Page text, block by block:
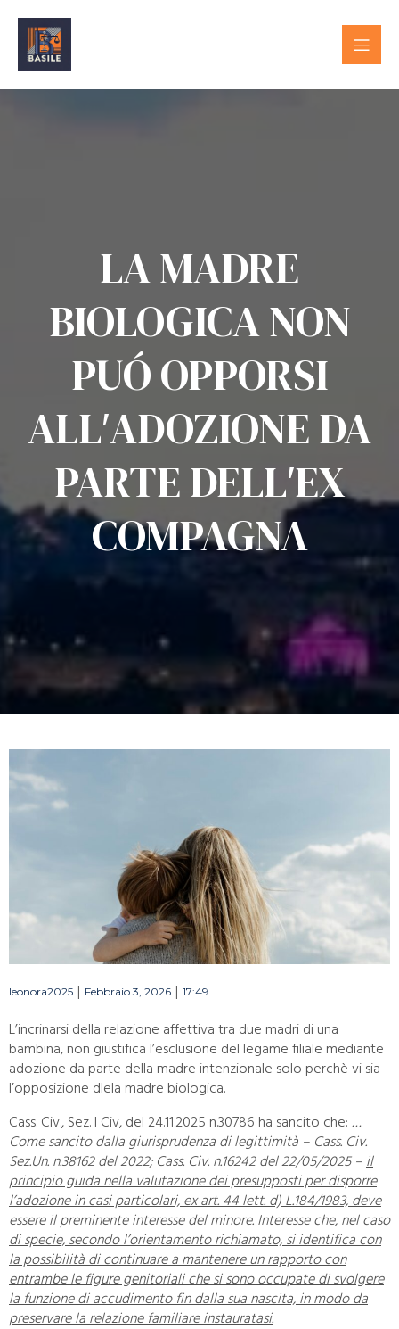
LA MADRE
BIOLOGICA NON
PUÓ OPPORSI
ALL′ADOZIONE DA
PARTE DELL′EX
COMPAGNA
leonora2025 | Febbraio 3, 2026 | 17:49
L’incrinarsi della relazione affettiva tra due madri di una
bambina, non giustifica l’esclusione del legame filiale mediante
adozione da parte della madre intenzionale solo perchè vi sia
l’opposizione dlela madre biologica.
Cass. Civ., Sez. I Civ, del 24.11.2025 n.30786 ha sancito che: …
Come sancito dalla giurisprudenza di legittimità – Cass. Civ.
Sez.Un. n.38162 del 2022; Cass. Civ. n.16242 del 22/05/2025 – il
principio guida nella valutazione dei presupposti per disporre
l’adozione in casi particolari, ex art. 44 lett. d) L.184/1983, deve
essere il preminente interesse del minore. Interesse che, nel caso
di specie, secondo l’orientamento richiamato, si identifica con
la possibilità di continuare a mantenere un rapporto con
entrambe le figure genitoriali che si sono occupate di svolgere
la funzione di accudimento fin dalla sua nascita, in modo da
preservare la relazione familiare instauratasi.